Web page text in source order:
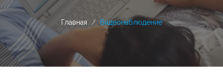
Главная Видеонаблюдение